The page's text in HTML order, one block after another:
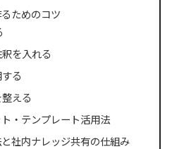
ためのコツ
を入れる
る
える
・テンプレート活用法
社内ナレッジ共有の仕組み